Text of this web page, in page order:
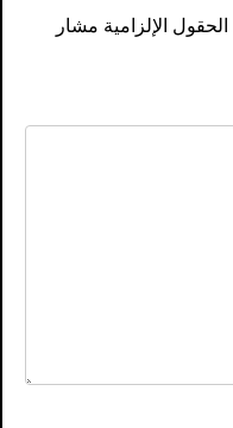
الحقول الإلزامية مشار